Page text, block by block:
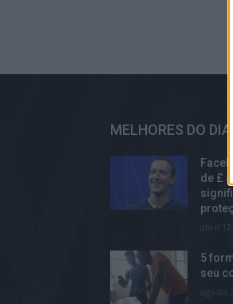
MELHORES DO DIA
de £
abril 12,
5
seu
agosto